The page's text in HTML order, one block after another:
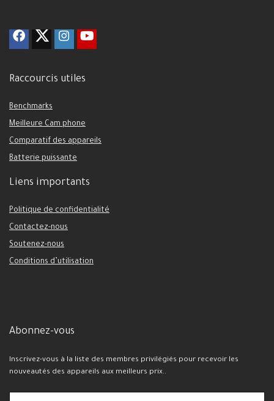
Raccourcis utiles
Benchmarks
Meilleure Cam phone
Comparatif des appareils
Batterie puissante
Liens importants
Politique de confidentialité
Contactez-nous
Soutenez-nous
Conditions d’utilisation
Abonnez-vous
Inscrivez-vous à la liste des membres privilégiés pour recevoir les
nouveautés des appareils aux meilleurs prix..